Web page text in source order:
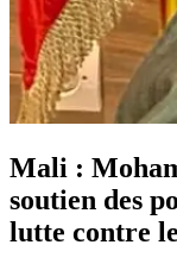
Mali :
soutien des
lutte contre